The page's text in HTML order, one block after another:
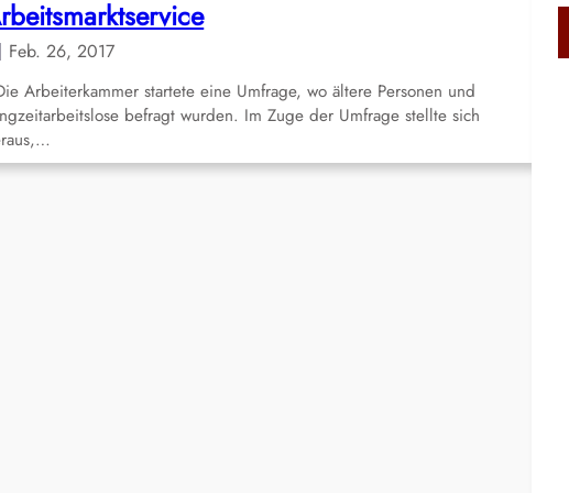
Feb. 26, 2017
Arbeiterkammer startete eine Umfrage, wo ältere Personen und
befragt wurden. Im Zuge der Umfrage stellte sich
c